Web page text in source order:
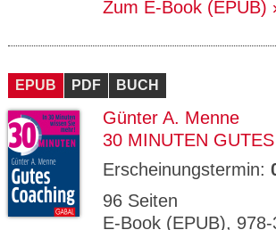
Zum E-Book (EPUB)
EPUB PDF BUCH
Günter A. Menne
30 MINUTEN
Erscheinungstermin:
96 Seiten
E-Book (EPUB),